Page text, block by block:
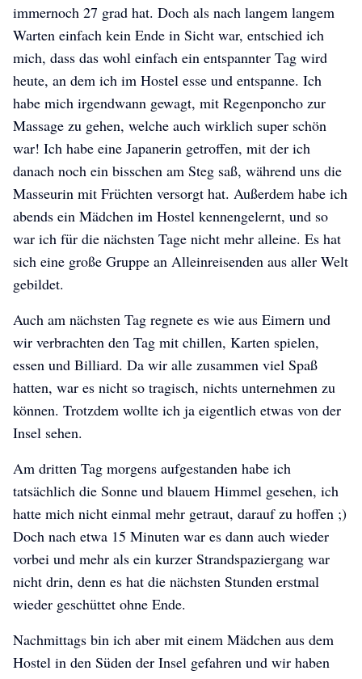
immernoch 27 grad hat. Doch als nach langem langem
Warten einfach kein Ende in Sicht war, entschied ich
mich, dass das wohl einfach ein entspannter Tag wird
heute, an dem ich im Hostel esse und entspanne. Ich
habe mich irgendwann gewagt, mit Regenponcho zur
Massage zu gehen, welche auch wirklich super schön
war! Ich habe eine Japanerin getroffen, mit der ich
danach noch ein bisschen am Steg saß, während uns die
Masseurin mit Früchten versorgt hat. Außerdem habe ich
abends ein Mädchen im Hostel kennengelernt, und so
war ich für die nächsten Tage nicht mehr alleine. Es hat
sich eine große Gruppe an Alleinreisenden aus aller Welt
gebildet.
Auch am nächsten Tag regnete es wie aus Eimern und
wir verbrachten den Tag mit chillen, Karten spielen,
essen und Billiard. Da wir alle zusammen viel Spaß
hatten, war es nicht so tragisch, nichts unternehmen zu
können. Trotzdem wollte ich ja eigentlich etwas von der
Insel sehen.
Am dritten Tag morgens aufgestanden habe ich
tatsächlich die Sonne und blauem Himmel gesehen, ich
hatte mich nicht einmal mehr getraut, darauf zu hoffen ;)
Doch nach etwa 15 Minuten war es dann auch wieder
vorbei und mehr als ein kurzer Strandspaziergang war
nicht drin, denn es hat die nächsten Stunden erstmal
wieder geschüttet ohne Ende.
Nachmittags bin ich aber mit einem Mädchen aus dem
Hostel in den Süden der Insel gefahren und wir haben